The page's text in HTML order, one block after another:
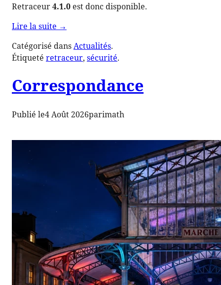
Retraceur4.1.0 est donc disponible.
Lire la suite de
4.1.0,
version
sécurité »
→
Catégorisé dansActualités.
Étiqueté retraceur, sécurité.
Correspondance
Publié le4 Août 2026parimath